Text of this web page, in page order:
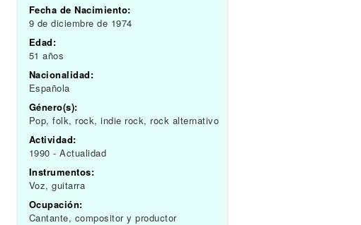
Fecha de Nacimiento:
9 de diciembre de 1974
Edad:
51 años
Nacionalidad:
Española
Género(s):
Pop, folk, rock, indie rock, rock alternativo
Actividad:
1990 - Actualidad
Instrumentos:
Voz, guitarra
Ocupación:
Cantante, compositor y productor